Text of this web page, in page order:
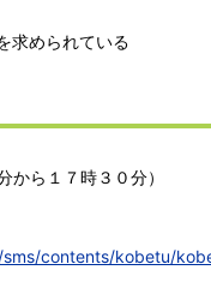
求められている
ら１７時３０分）
contents/kobetu/